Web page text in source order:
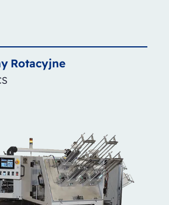
Rotacyjne